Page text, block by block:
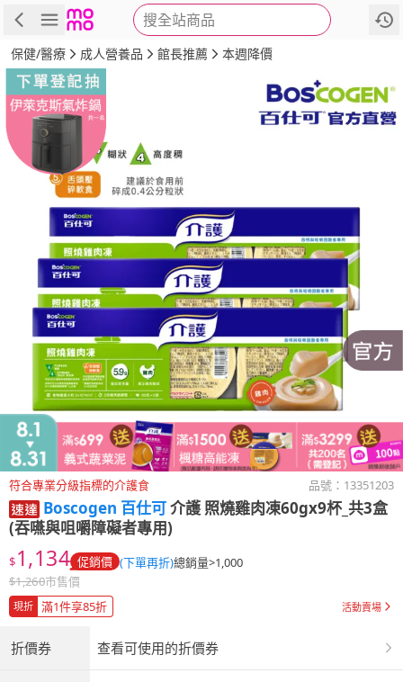
搜全站商品
商品 評價 詳情
保健/醫療 成人營養品 館長推薦 本週降價
符合專業分級指標的介護食 品號： 13351203
Boscogen 百仕可介護 照燒雞肉凍60gx9杯_共3盒
(吞嚥與咀嚼障礙者專用)
$1,134 促銷價 (下單再折)總銷量>1,000
$1,260市售價
現折 滿1件享85折 活動賣場
折價券 查看可使用的折價券